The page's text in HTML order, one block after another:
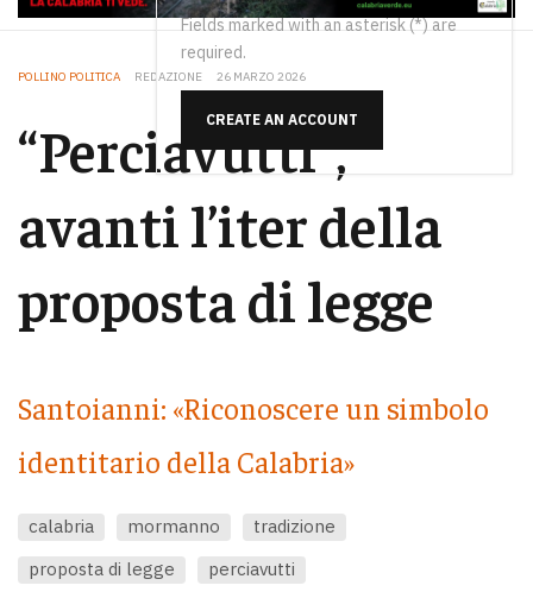
Fields marked with an asterisk (*) are
required.
CREATE AN ACCOUNT
POLLINO POLITICA REDAZIONE 26 MARZO 2026
“Perciavutti”,
avanti l’iter della
proposta di legge
Santoianni: «Riconoscere un simbolo
identitario della Calabria»
calabria mormanno
tradizione
proposta di legge
perciavutti